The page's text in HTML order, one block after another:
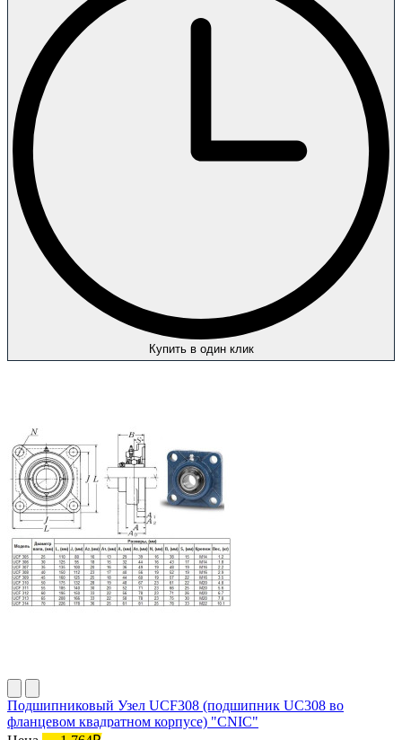
Купить в один клик
Подшипниковый Узел UCF308 (подшипник UC308 во
фланцевом квадратном корпусе) "CNIC"